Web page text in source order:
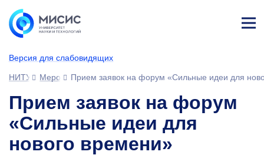
Версия для слабовидящих
ине
НИТУ МИСИСМероприятияПрием заявок на форум «Сильные идеи для
Прием заявок на форум
«Сильные идеи для
нового времени»